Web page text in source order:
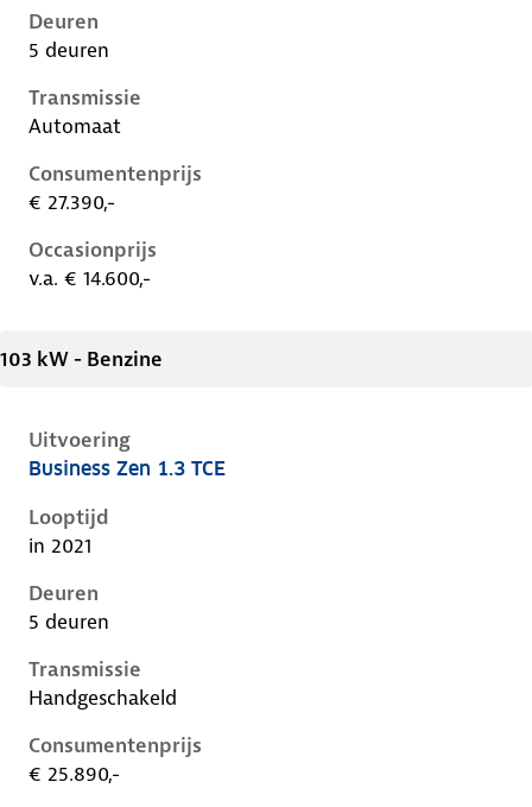
Deuren
5 deuren
Transmissie
Automaat
Consumentenprijs
€ 27.390,-
Occasionprijs
v.a. € 14.600,-
103 kW - Benzine
Uitvoering
Renault Captur ii, 1.3 tce, 103 kW, Benzine, 5 deuren
Business Zen 1.3 TCE
Looptijd
in 2021
Deuren
5 deuren
Transmissie
Handgeschakeld
Consumentenprijs
€ 25.890,-